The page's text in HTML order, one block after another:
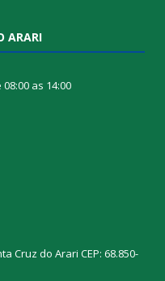
ARARI
as 14:00
Cruz do Arari CEP: 68.850-